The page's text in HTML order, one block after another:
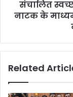
संचालित
नाटक के
Related